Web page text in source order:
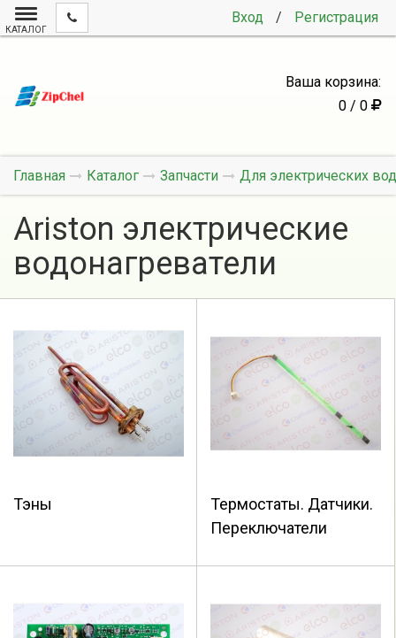
Вход / Регистрация
КАТАЛОГ
Ваша корзина:
0 / 0
Главная Каталог Запчасти Для электрических
Ariston электрические
водонагреватели
Тэны
Термостаты. Датчики.
Переключатели